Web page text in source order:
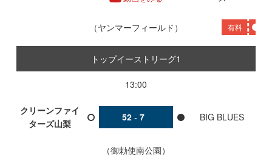
ヤンマーフィールド 有料
トップイーストリーグ1
13:00
クリーンファイ
ターズ山梨
52 - 7 BIG BLUES
御勅使南公園